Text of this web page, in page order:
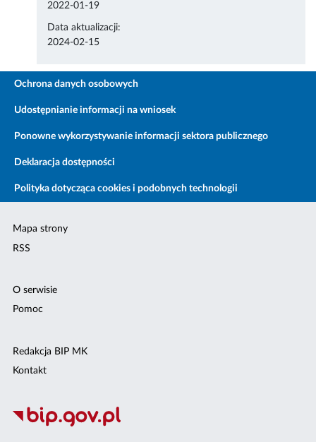
2022-01-19
Data aktualizacji:
2024-02-15
Ochrona danych osobowych
Udostępnianie informacji na wniosek
Ponowne wykorzystywanie informacji sektora publicznego
Deklaracja dostępności
Polityka dotycząca cookies i podobnych technologii
Mapa strony
RSS
O serwisie
Pomoc
Redakcja BIP MK
Kontakt